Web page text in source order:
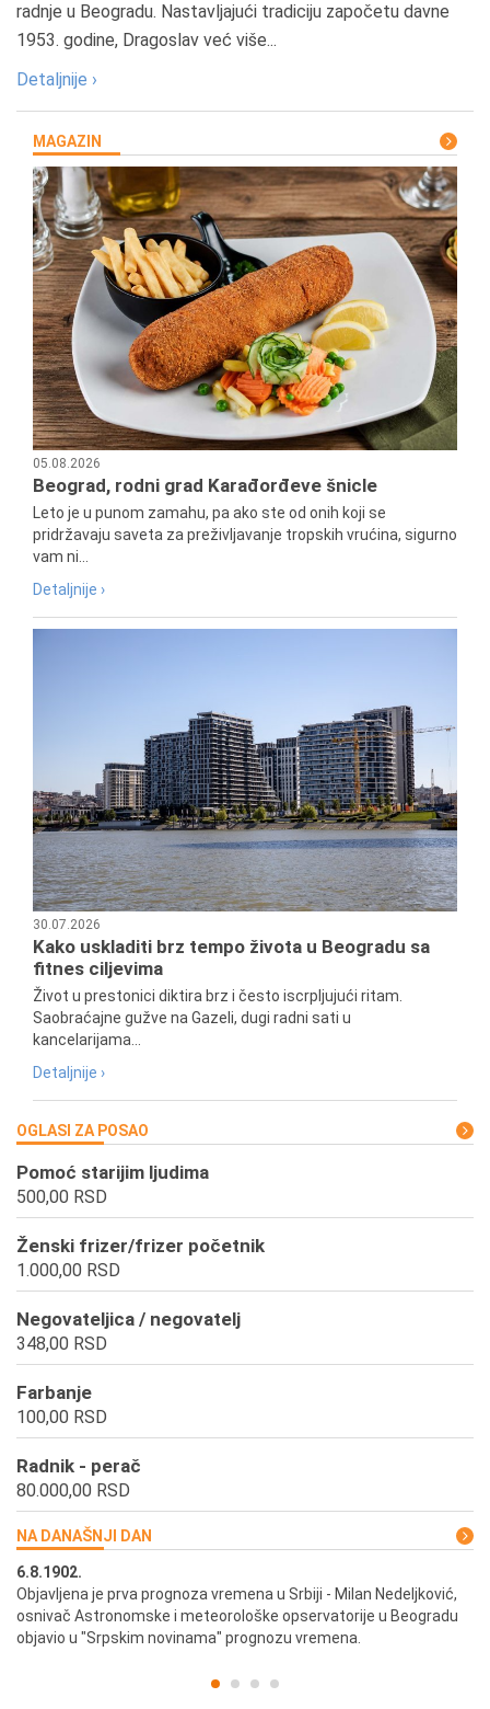
radnje u Beogradu. Nastavljajući tradiciju započetu davne
1953. godine, Dragoslav već više...
Detaljnije ›
MAGAZIN
05.08.2026
Beograd, rodni grad Karađorđeve šnicle
Leto je u punom zamahu, pa ako ste od onih koji se
pridržavaju saveta za preživljavanje tropskih vrućina, sigurno
vam ni...
Detaljnije ›
30.07.2026
Kako uskladiti brz tempo života u Beogradu sa
fitnes ciljevima
Život u prestonici diktira brz i često iscrpljujući ritam.
Saobraćajne gužve na Gazeli, dugi radni sati u
kancelarijama...
Detaljnije ›
OGLASI ZA POSAO
Pomoć starijim ljudima
500,00 RSD
Ženski frizer/frizer početnik
1.000,00 RSD
Negovateljica / negovatelj
348,00 RSD
Farbanje
100,00 RSD
Radnik - perač
80.000,00 RSD
NA DANAŠNJI DAN
6.8.1902.
Objavljena je prva prognoza vremena u Srbiji - Milan Nedeljković,
osnivač Astronomske i meteorološke opservatorije u Beogradu
objavio u "Srpskim novinama" prognozu vremena.